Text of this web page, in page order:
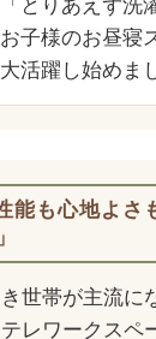
とりあえず洗
子様のお昼寝
活躍し始めま
能も心地よさ
世帯が主流に
レワークスペ